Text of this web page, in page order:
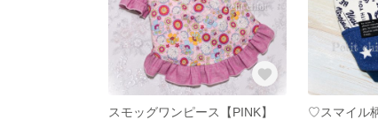
スモッグワンピース【PINK】